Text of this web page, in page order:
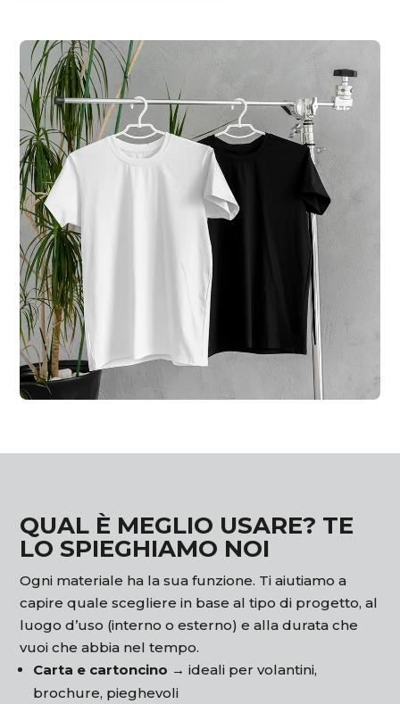
QUAL È MEGLIO USARE? TE
LO SPIEGHIAMO NOI
Ogni materiale ha la sua funzione. Ti aiutiamo a
capire quale scegliere in base al tipo di progetto, al
luogo d’uso (interno o esterno) e alla durata che
vuoi che abbia nel tempo.
Carta e cartoncino →ideali per volantini,
brochure, pieghevoli